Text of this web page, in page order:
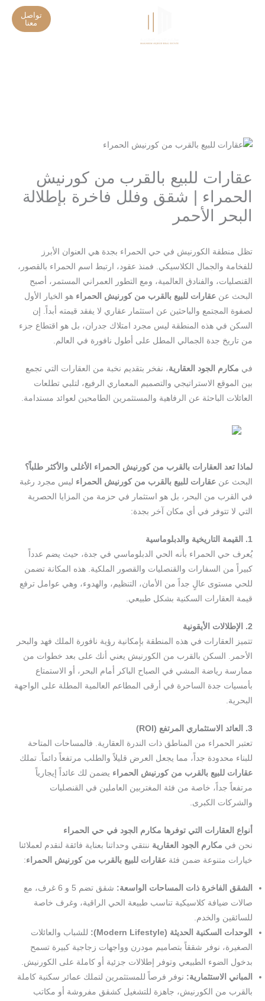
تواصل
معنا
عقارات للبيع بالقرب من كورنيش
الحمراء | شقق وفلل فاخرة بإطلالة
البحر الأحمر
تظل منطقة الكورنيش في حي الحمراء بجدة هي العنوان الأبرز
للفخامة والجمال الكلاسيكي. فمنذ عقود، ارتبط اسم الحمراء بالقصور،
القنصليات، والفنادق العالمية، ومع التطور العمراني المستمر، أصبح
البحث عنعقارات للبيع بالقرب من كورنيش الحمراء هو الخيار الأول
لصفوة المجتمع والباحثين عن استثمار عقاري لا يفقد قيمته أبداً. إن
السكن في هذه المنطقة ليس مجرد امتلاك جدران، بل هو اقتطاع جزء
من تاريخ جدة الجمالي المطل على أطول نافورة في العالم.
في مكارم الجود العقارية، نفخر بتقديم نخبة من العقارات التي تجمع
بين الموقع الاستراتيجي والتصميم المعماري الرفيع، لتلبي تطلعات
العائلات الباحثة عن الرفاهية والمستثمرين الطامحين لعوائد مستدامة.
لماذا تعد العقارات بالقرب من كورنيش الحمراء الأغلى والأكثر طلباً؟
البحث عنعقارات للبيع بالقرب من كورنيش الحمراء ليس مجرد رغبة
في القرب من البحر، بل هو استثمار في حزمة من المزايا الحصرية
التي لا تتوفر في أي مكان آخر بجدة:
1. القيمة التاريخية والدبلوماسية
يُعرف حي الحمراء بأنه الحي الدبلوماسي في جدة، حيث يضم عدداً
كبيراً من السفارات والقنصليات والقصور الملكية. هذه المكانة تضمن
للحي مستوى عالٍ جداً من الأمان، التنظيم، والهدوء، وهي عوامل ترفع
قيمة العقارات السكنية بشكل طبيعي.
2. الإطلالات الأيقونية
تتميز العقارات في هذه المنطقة بإمكانية رؤية نافورة الملك فهد والبحر
الأحمر. السكن بالقرب من الكورنيش يعني أنك على بعد خطوات من
ممارسة رياضة المشي في الصباح الباكر أمام البحر، أو الاستمتاع
بأمسيات جدة الساحرة في أرقى المطاعم العالمية المطلة على الواجهة
البحرية.
3. العائد الاستثماري المرتفع ( ROI
)
تعتبر الحمراء من المناطق ذات الندرة العقارية. فالمساحات المتاحة
للبناء محدودة جداً، مما يجعل العرض قليلاً والطلب مرتفعاً دائماً. تملك
عقارات للبيع بالقرب من كورنيش الحمراء يضمن لك عائداً إيجارياً
مرتفعاً جداً، خاصة من فئة المغتربين العاملين في القنصليات
والشركات الكبرى.
أنواع العقارات التي توفرها مكارم الجود في حي الحمراء
نحن في مكارم الجود العقارية ننتقي وحداتنا بعناية فائقة لنقدم لعملائنا
خيارات متنوعة ضمن فئةعقارات للبيع بالقرب من كورنيش الحمراء:
الشقق الفاخرة ذات المساحات الواسعة:
شقق تضم 5 و 6 غرف، مع
صالات ضيافة كلاسيكية تناسب طبيعة الحي الراقية، وغرف خاصة
للسائقين والخدم.
الوحدات السكنية الحديثة (Modern Lifestyle):
للشباب والعائلات
الصغيرة، نوفر شققاً بتصاميم مودرن وواجهات زجاجية كبيرة تسمح
بدخول الضوء الطبيعي وتوفر إطلالات جزئية أو كاملة على الكورنيش.
المباني الاستثمارية: نوفر فرصاً للمستثمرين لتملك عمائر سكنية كاملة
بالقرب من الكورنيش، جاهزة للتشغيل كشقق مفروشة أو مكاتب